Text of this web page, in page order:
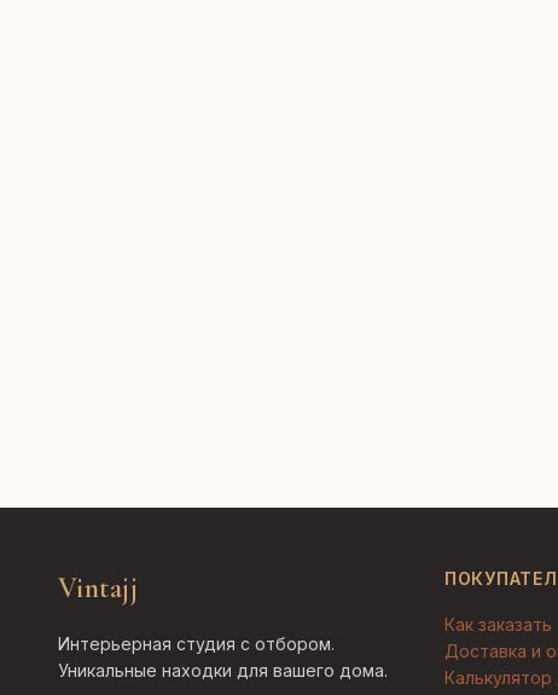
Vintajj
Интерьерная студия с отбором.
Уникальные находки для вашего дома.
Как заказать
Доставка и
Калькулятор